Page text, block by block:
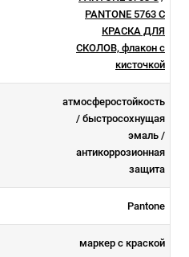
PANTONE 5763 C
КРАСКА ДЛЯ
СКОЛОВ, флакон с
кисточкой
атмосферостойкоcть
/ быстросохнущая
эмаль /
антикоррозионная
защита
Pantone
маркер с краской